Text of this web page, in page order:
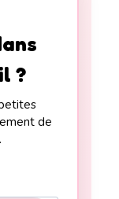
?
de